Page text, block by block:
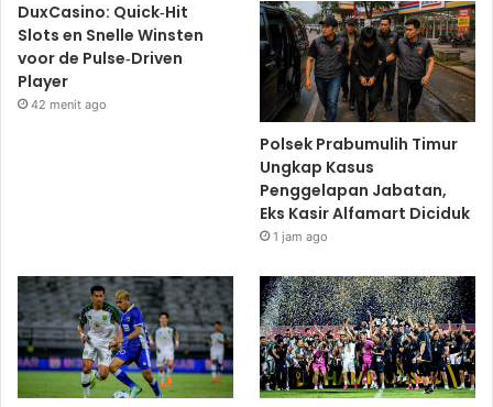
DuxCasino: Quick‑Hit
Slots en Snelle Winsten
voor de Pulse‑Driven
Player
42 menit ago
Polsek Prabumulih Timur
Ungkap Kasus
Penggelapan Jabatan,
Eks Kasir Alfamart Diciduk
1 jam ago